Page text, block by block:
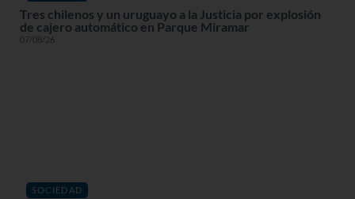
Tres chilenos y un uruguayo a la Justicia por explosión
de cajero automático en Parque Miramar
07/08/26
SOCIEDAD